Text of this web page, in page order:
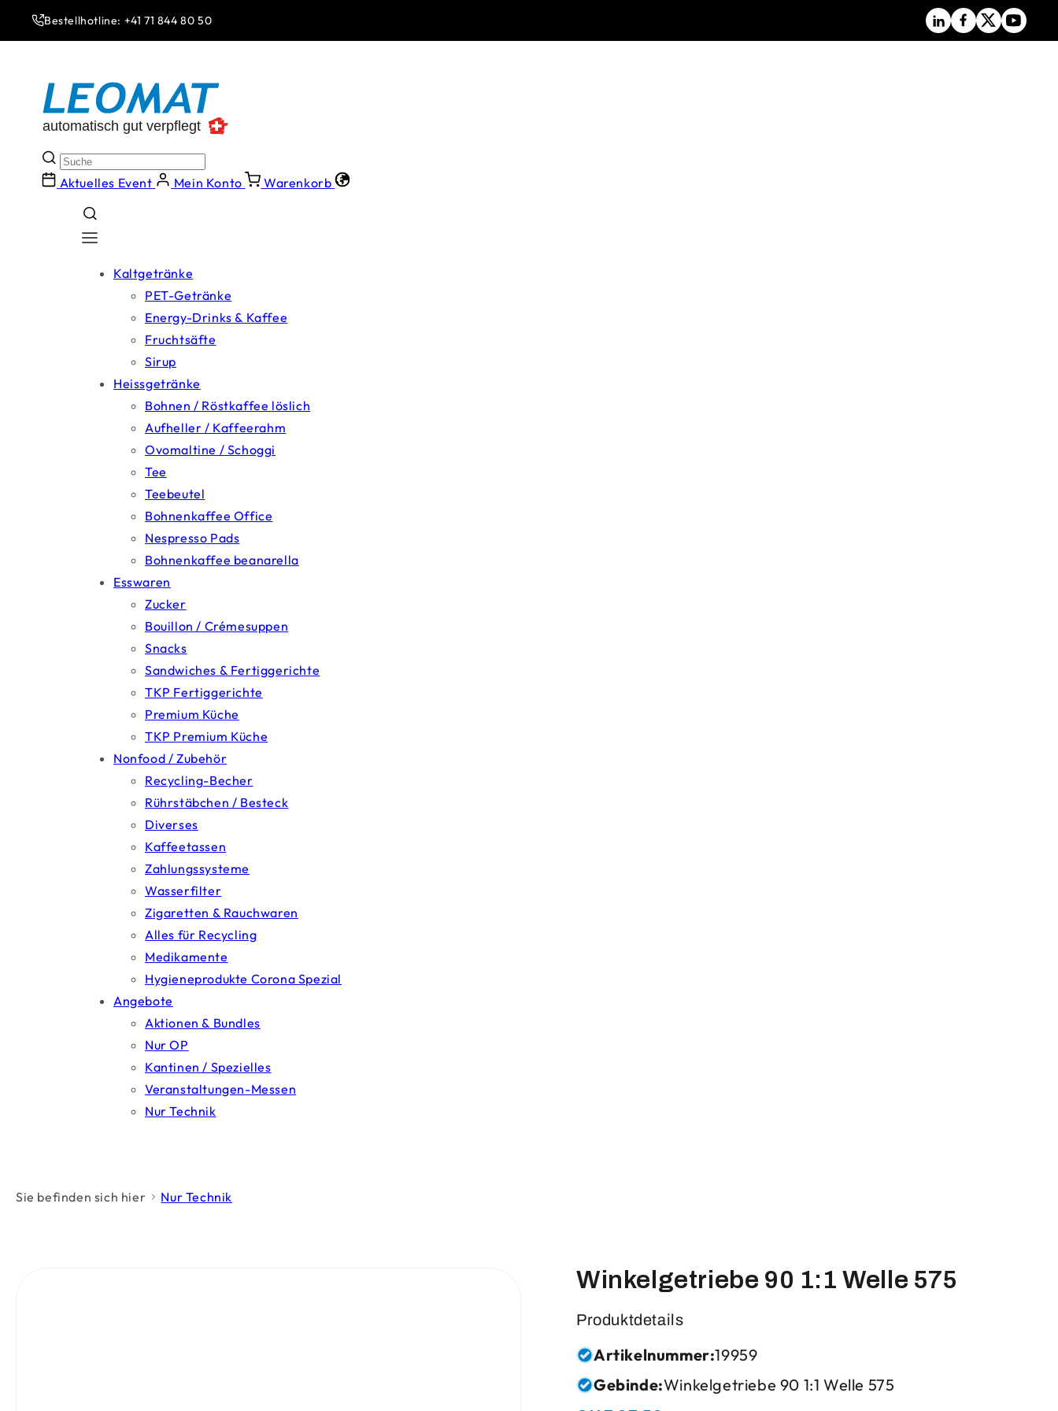
zum
Inhalt
Bestellhotline: +41 71 844 80 50
Aktuelles Event Mein Konto Warenkorb
Kaltgetränke
PET-Getränke
Energy-Drinks & Kaffee
Fruchtsäfte
Sirup
Heissgetränke
Bohnen / Röstkaffee löslich
Aufheller / Kaffeerahm
Ovomaltine / Schoggi
Tee
Teebeutel
Bohnenkaffee Office
Nespresso Pads
Bohnenkaffee beanarella
Esswaren
Zucker
Bouillon / Crémesuppen
Snacks
Sandwiches & Fertiggerichte
TKP Fertiggerichte
Premium Küche
TKP Premium Küche
Nonfood / Zubehör
Recycling-Becher
Rührstäbchen / Besteck
Diverses
Kaffeetassen
Zahlungssysteme
Wasserfilter
Zigaretten & Rauchwaren
Alles für Recycling
Medikamente
Hygieneprodukte Corona Spezial
Angebote
Aktionen & Bundles
Nur OP
Kantinen / Spezielles
Veranstaltungen-Messen
Nur Technik
Sie befinden sich hier Nur Technik
Winkelgetriebe 90 1:1 Welle 575
Produktdetails
Artikelnummer:19959
Gebinde:Winkelgetriebe 90 1:1 Welle 575